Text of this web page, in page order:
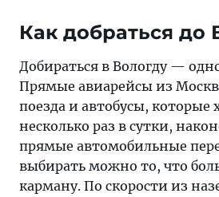
Как добраться до
Добираться в Вологду —
Прямые авиарейсы из
поезда и автобусы, которые
несколько раз в сутки,
прямые автомобильные
выбирать можно то, что
карману. По скорости из